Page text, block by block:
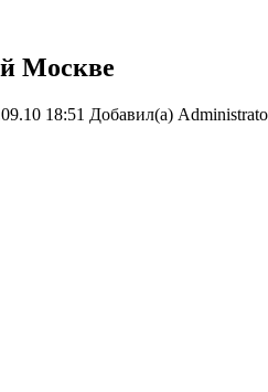
Москве
18:51 Добавил(а)